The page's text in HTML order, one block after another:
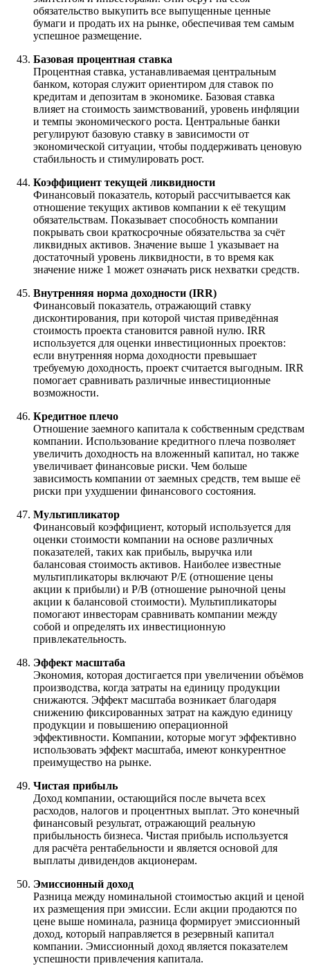
обязательство выкупить все выпущенные ценные
бумаги и продать их на рынке, обеспечивая тем самым
успешное размещение.
Базовая процентная ставка
Процентная ставка, устанавливаемая центральным
банком, которая служит ориентиром для ставок по
кредитам и депозитам в экономике. Базовая ставка
влияет на стоимость заимствований, уровень инфляции
и темпы экономического роста. Центральные банки
регулируют базовую ставку в зависимости от
экономической ситуации, чтобы поддерживать ценовую
стабильность и стимулировать рост.
Коэффициент текущей ликвидности
Финансовый показатель, который рассчитывается как
отношение текущих активов компании к её текущим
обязательствам. Показывает способность компании
покрывать свои краткосрочные обязательства за счёт
ликвидных активов. Значение выше 1 указывает на
достаточный уровень ликвидности, в то время как
значение ниже 1 может означать риск нехватки средств.
Внутренняя норма доходности (IRR)
Финансовый показатель, отражающий ставку
дисконтирования, при которой чистая приведённая
стоимость проекта становится равной нулю. IRR
используется для оценки инвестиционных проектов:
если внутренняя норма доходности превышает
требуемую доходность, проект считается выгодным. IRR
помогает сравнивать различные инвестиционные
возможности.
Кредитное плечо
Отношение заемного капитала к собственным средствам
компании. Использование кредитного плеча позволяет
увеличить доходность на вложенный капитал, но также
увеличивает финансовые риски. Чем больше
зависимость компании от заемных средств, тем выше её
риски при ухудшении финансового состояния.
Мультипликатор
Финансовый коэффициент, который используется для
оценки стоимости компании на основе различных
показателей, таких как прибыль, выручка или
балансовая стоимость активов. Наиболее известные
мультипликаторы включают P/E (отношение цены
акции к прибыли) и P/B (отношение рыночной цены
акции к балансовой стоимости). Мультипликаторы
помогают инвесторам сравнивать компании между
собой и определять их инвестиционную
привлекательность.
Эффект масштаба
Экономия, которая достигается при увеличении объёмов
производства, когда затраты на единицу продукции
снижаются. Эффект масштаба возникает благодаря
снижению фиксированных затрат на каждую единицу
продукции и повышению операционной
эффективности. Компании, которые могут эффективно
использовать эффект масштаба, имеют конкурентное
преимущество на рынке.
Чистая прибыль
Доход компании, остающийся после вычета всех
расходов, налогов и процентных выплат. Это конечный
финансовый результат, отражающий реальную
прибыльность бизнеса. Чистая прибыль используется
для расчёта рентабельности и является основой для
выплаты дивидендов акционерам.
Эмиссионный доход
Разница между номинальной стоимостью акций и ценой
их размещения при эмиссии. Если акции продаются по
цене выше номинала, разница формирует эмиссионный
доход, который направляется в резервный капитал
компании. Эмиссионный доход является показателем
успешности привлечения капитала.